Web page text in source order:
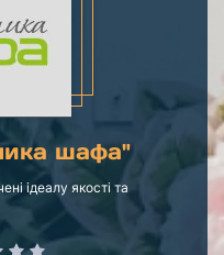
шафа"
ідеалу якості та